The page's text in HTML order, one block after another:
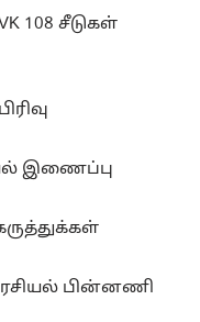
108 சீடுகள்
இணைப்பு
அரசியல் பின்னணி